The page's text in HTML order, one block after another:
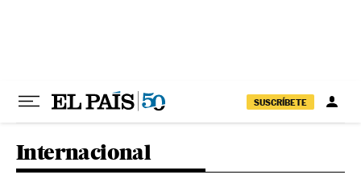
SUSCRÍBETE
Internacional